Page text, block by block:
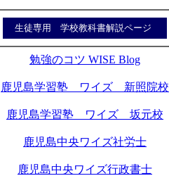
生徒専用 学校教科書解説ページ
勉強のコツ WISE Blog
鹿児島学習塾 ワイズ 新照院校
鹿児島学習塾 ワイズ 坂元校
鹿児島中央ワイズ社労士
鹿児島中央ワイズ行政書士